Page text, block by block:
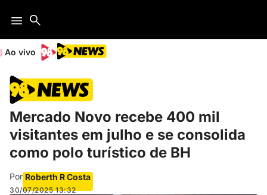
Ao vivo
Mercado Novo recebe 400 mil
visitantes em julho e se consolida
como polo turístico de BH
Por Roberth R Costa
30/07/2025 13:32